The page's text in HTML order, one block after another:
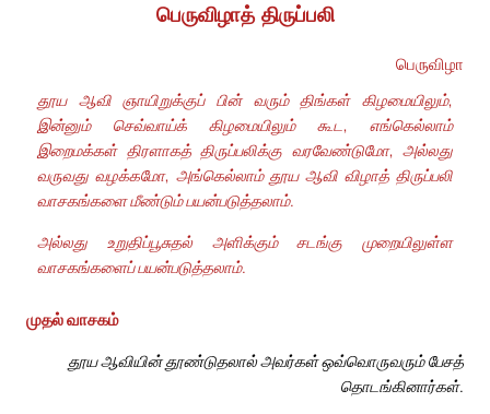
பெருவிழாத் திருப்பலி
பெருவிழா
தூய ஆவி ஞாயிறுக்குப் பின் வரும் திங்கள் கிழமையிலும்,
இன்னும் செவ்வாய்க் கிழமையிலும் கூட, எங்கெல்லாம்
இறைமக்கள் திரளாகத் திருப்பலிக்கு வரவேண்டுமோ, அல்லது
வருவது வழக்கமோ, அங்கெல்லாம் தூய ஆவி விழாத் திருப்பலி
வாசகங்களை மீண்டும் பயன்படுத்தலாம்.
அல்லது உறுதிப்பூசுதல் அளிக்கும் சடங்கு முறையிலுள்ள
வாசகங்களைப் பயன்படுத்தலாம்.
முதல் வாசகம்
தூய ஆவியின் தூண்டுதலால் அவர்கள் ஒவ்வொருவரும் பேசத்
தொடங்கினார்கள்.